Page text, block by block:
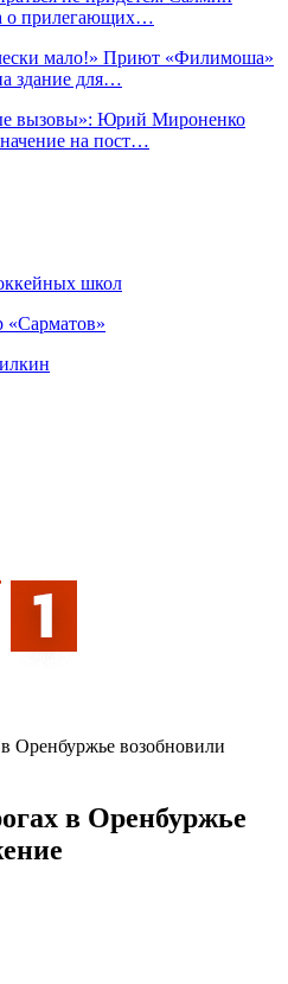
о прилегающих…
мало!» Приют «Филимоша»
здание для…
вызовы»: Юрий Мироненко
на пост…
школ
«Сарматов»
Оренбуржье возобновили
в Оренбуржье